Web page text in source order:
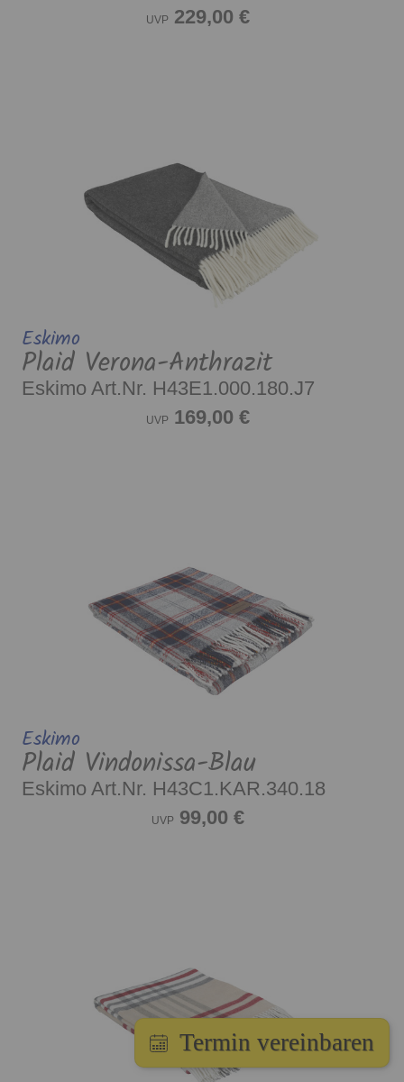
UVP 229,00 €
Eskimo
Plaid Verona-Anthrazit
Eskimo Art.Nr. H43E1.000.180.J7
UVP 169,00 €
Eskimo
Plaid Vindonissa-Blau
Eskimo Art.Nr. H43C1.KAR.340.18
UVP 99,00 €
Termin vereinbaren